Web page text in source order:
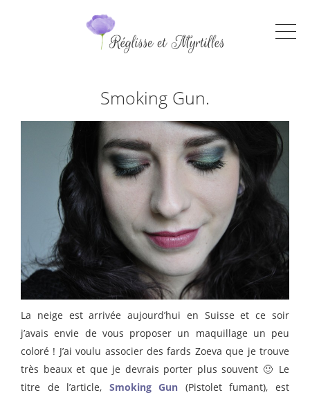
Smoking Gun.
La neige est arrivée aujourd’hui en Suisse et ce soir
j’avais envie de vous proposer un maquillage un peu
coloré ! J’ai voulu associer des fards Zoeva que je trouve
très beaux et que je devrais porter plus souvent 🙂 Le
titre de l’article, Smoking Gun (Pistolet fumant), est